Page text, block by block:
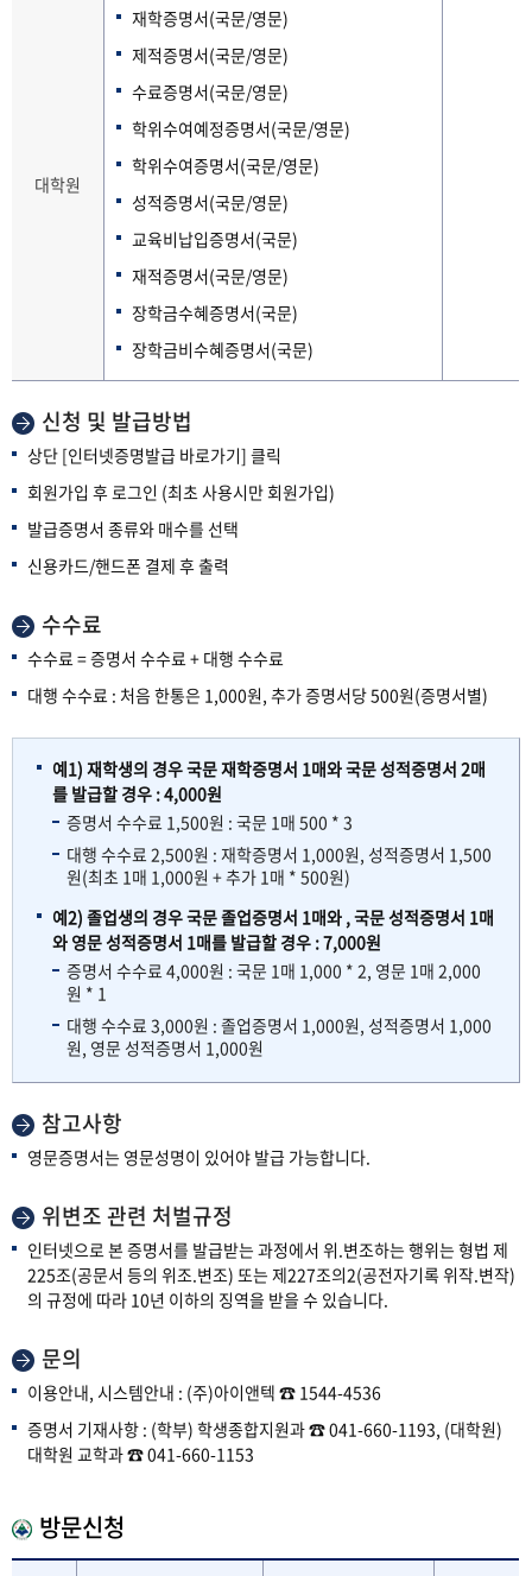
대학원
재학증명서(국문/영문)
제적증명서(국문/영문)
수료증명서(국문/영문)
학위수여예정증명서(국문/영문)
학위수여증명서(국문/영문)
성적증명서(국문/영문)
교육비납입증명서(국문)
재적증명서(국문/영문)
장학금수혜증명서(국문)
장학금비수혜증명서(국문)
신청 및 발급방법
상단 [인터넷증명발급 바로가기] 클릭
회원가입 후 로그인 (최초 사용시만 회원가입)
발급증명서 종류와 매수를 선택
신용카드/핸드폰 결제 후 출력
수수료
수수료 = 증명서 수수료 + 대행 수수료
대행 수수료 : 처음 한통은 1,000원, 추가 증명서당 500원(증명서별)
예1) 재학생의 경우 국문 재학증명서 1매와 국문 성적증명서 2매
를 발급할 경우 : 4,000원
증명서 수수료 1,500원 : 국문 1매 500 * 3
대행 수수료 2,500원 : 재학증명서 1,000원, 성적증명서 1,500
원(최초 1매 1,000원 + 추가 1매 * 500원)
예2) 졸업생의 경우 국문 졸업증명서 1매와 , 국문 성적증명서 1매
와 영문 성적증명서 1매를 발급할 경우 : 7,000원
증명서 수수료 4,000원 : 국문 1매 1,000 * 2, 영문 1매 2,000
원 * 1
대행 수수료 3,000원 : 졸업증명서 1,000원, 성적증명서 1,000
원, 영문 성적증명서 1,000원
참고사항
영문증명서는 영문성명이 있어야 발급 가능합니다.
위변조 관련 처벌규정
인터넷으로 본 증명서를 발급받는 과정에서 위.변조하는 행위는 형법 제
225조(공문서 등의 위조.변조) 또는 제227조의2(공전자기록 위작.변작)
의 규정에 따라 10년 이하의 징역을 받을 수 있습니다.
문의
이용안내, 시스템안내 : (주)아이앤텍 ☎ 1544-4536
증명서 기재사항 : (학부) 학생종합지원과 ☎ 041-660-1193, (대학원)
대학원 교학과 ☎ 041-660-1153
방문신청